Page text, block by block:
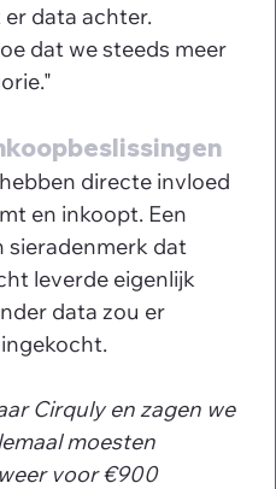
data achter.
dat we steeds meer
directe invloed
en inkoopt. Een
sieradenmerk dat
leverde eigenlijk
data zou er
Cirquly en zagen we
moesten
voor €900